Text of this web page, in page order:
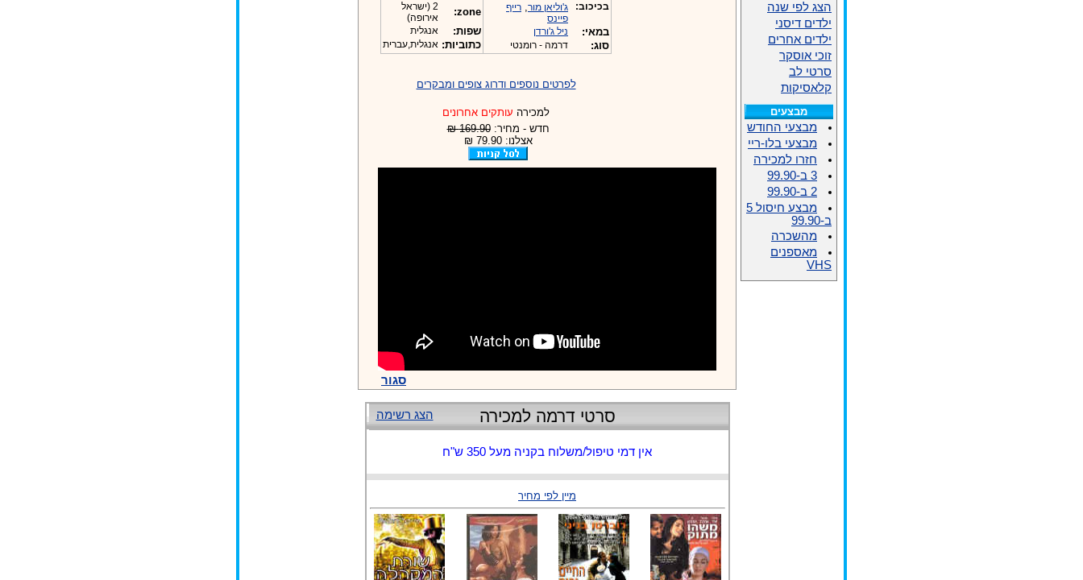
בכיכוב: ג'וליאן מור, רייף
פיינס
במאי: ניל ג'ורדן
סוג: דרמה - רומנטי
zone:
2 (ישראל
אירופה)
שפות: אנגלית
כתוביות: אנגלית,עברית
לפרטים נוספים ודרוג צופים ומבקרים
למכירה עותקים אחרונים
חדש - מחיר:169.90 ₪
אצלנו: 79.90 ₪
סגור
הצג רשימה סרטי דרמה למכירה
אין דמי טיפול/משלוח בקניה מעל 350 ש"ח
מיין לפי מחיר
הצג לפי שנה
ילדים דיסני
ילדים אחרים
זוכי אוסקר
סרטי לב
קלאסיקות
מבצעים
מבצעי החודש
מבצעי בלו-ריי
חזרו למכירה
3 ב-99.90
2 ב-99.90
מבצע חיסול 5
ב-99.90
מהשכרה
מאספנים
VHS